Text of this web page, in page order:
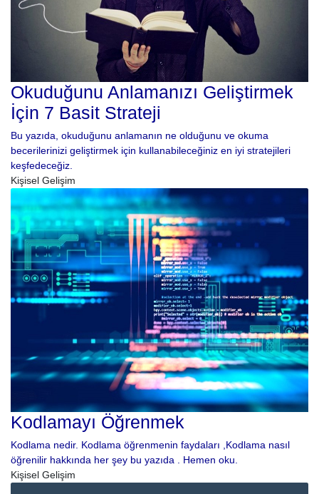
Okuduğunu Anlamanızı Geliştirmek
İçin 7 Basit Strateji
Bu yazıda, okuduğunu anlamanın ne olduğunu ve okuma
becerilerinizi geliştirmek için kullanabileceğiniz en iyi stratejileri
keşfedeceğiz.
Kişisel Gelişim
Kodlamayı Öğrenmek
Kodlama nedir. Kodlama öğrenmenin faydaları ,Kodlama nasıl
öğrenilir hakkında her şey bu yazıda . Hemen oku.
Kişisel Gelişim